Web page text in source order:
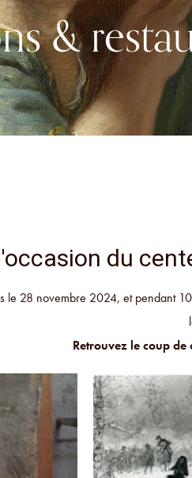
&
du
le 28 novembre 2024, et pendant
Retrouvez le coup